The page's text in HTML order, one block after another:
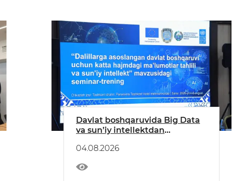
Davlat boshqaruvida Big Data
va sun’iy intellektdan
seminar-trening boshlandi
04.08.2026